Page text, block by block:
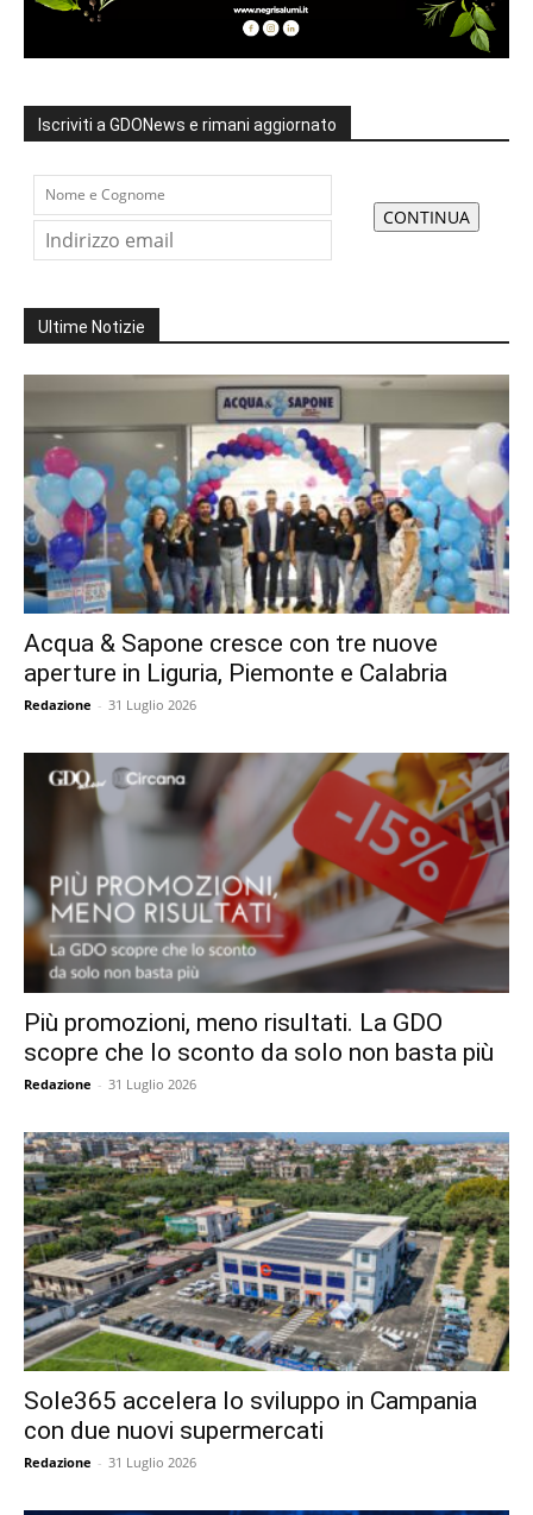
Iscriviti a GDONews e rimani aggiornato
Ultime Notizie
Acqua & Sapone cresce con tre nuove
aperture in Liguria, Piemonte e Calabria
Redazione - 31 Luglio 2026
Più promozioni, meno risultati. La GDO
scopre che lo sconto da solo non basta più
Redazione - 31 Luglio 2026
Sole365 accelera lo sviluppo in Campania
con due nuovi supermercati
Redazione - 31 Luglio 2026